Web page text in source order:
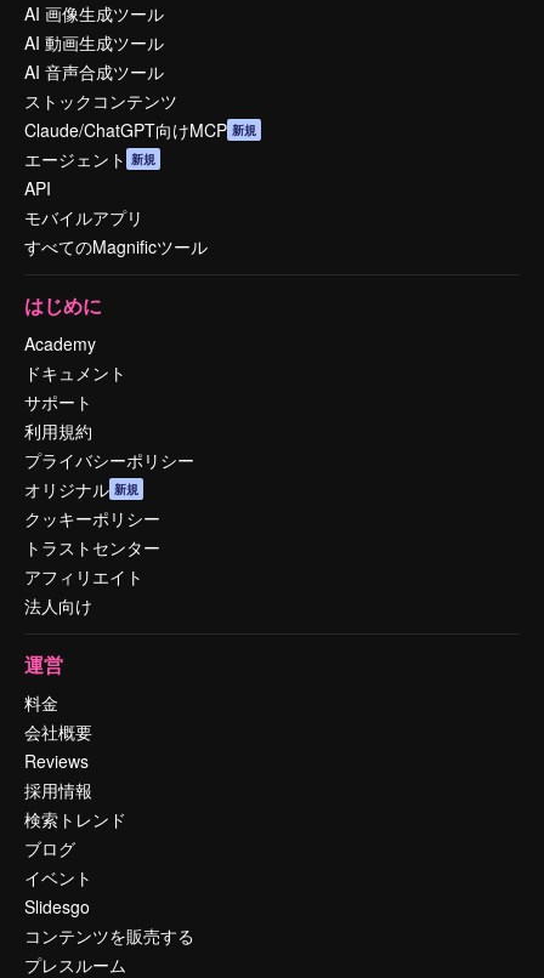
AI 画像生成ツール
AI 動画生成ツール
AI 音声合成ツール
ストックコンテンツ
Claude/ChatGPT向けMCP 新規
エージェント 新規
API
モバイルアプリ
すべてのMagnificツール
はじめに
Academy
ドキュメント
サポート
利用規約
プライバシーポリシー
オリジナル 新規
クッキーポリシー
トラストセンター
アフィリエイト
法人向け
運営
料金
会社概要
Reviews
採用情報
検索トレンド
ブログ
イベント
Slidesgo
コンテンツを販売する
プレスルーム